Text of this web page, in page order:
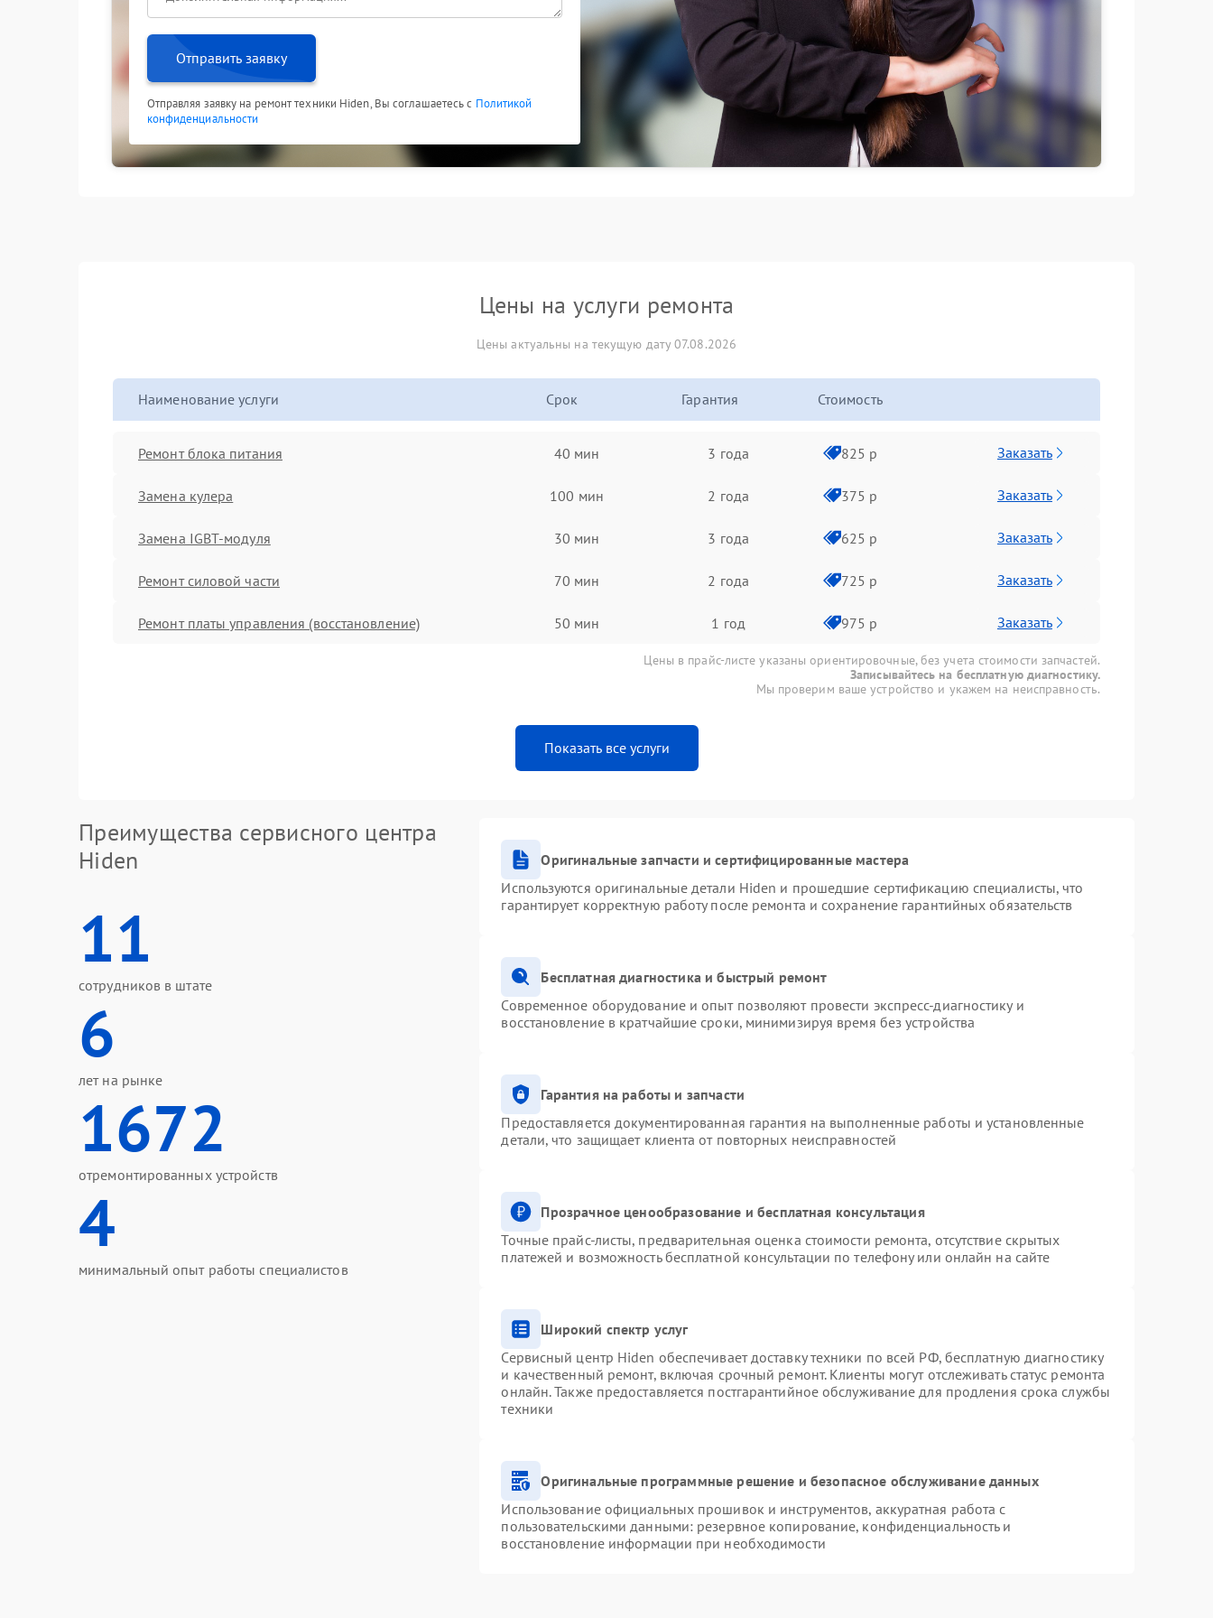
Отправить заявку
Отправляя заявку на ремонт техники Hiden, Вы соглашаетесь с Политикой
конфиденциальности
Цены на услуги ремонта
Цены актуальны на текущую дату 07.08.2026
Наименование услуги Срок Гарантия Стоимость
Ремонт блока питания 40 мин 3 года 825 р Заказать
Замена кулера 100 мин 2 года 375 р Заказать
Замена IGBT-модуля 30 мин 3 года 625 р Заказать
Ремонт силовой части 70 мин 2 года 725 р Заказать
Ремонт платы управления (восстановление) 50 мин 1 год 975 р Заказать
Цены в прайс-листе указаны ориентировочные, без учета стоимости запчастей.
Записывайтесь на бесплатную диагностику.
Мы проверим ваше устройство и укажем на неисправность.
Показать все услуги
Преимущества сервисного центра
Hiden
11
сотрудников в штате
6
лет на рынке
1672
отремонтированных устройств
4
минимальный опыт работы специалистов
Оригинальные запчасти и сертифицированные мастера
Используются оригинальные детали Hiden и прошедшие сертификацию специалисты, что
гарантирует корректную работу после ремонта и сохранение гарантийных обязательств
Бесплатная диагностика и быстрый ремонт
Современное оборудование и опыт позволяют провести экспресс-диагностику и
восстановление в кратчайшие сроки, минимизируя время без устройства
Гарантия на работы и запчасти
Предоставляется документированная гарантия на выполненные работы и установленные
детали, что защищает клиента от повторных неисправностей
Прозрачное ценообразование и бесплатная консультация
Точные прайс-листы, предварительная оценка стоимости ремонта, отсутствие скрытых
платежей и возможность бесплатной консультации по телефону или онлайн на сайте
Широкий спектр услуг
Сервисный центр Hiden обеспечивает доставку техники по всей РФ, бесплатную диагностику
и качественный ремонт, включая срочный ремонт. Клиенты могут отслеживать статус ремонта
онлайн. Также предоставляется постгарантийное обслуживание для продления срока службы
техники
Оригинальные программные решение и безопасное обслуживание данных
Использование официальных прошивок и инструментов, аккуратная работа с
пользовательскими данными: резервное копирование, конфиденциальность и
восстановление информации при необходимости